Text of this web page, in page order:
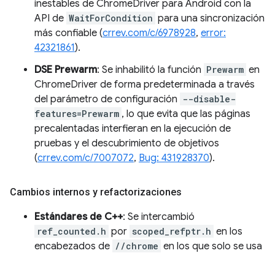
inestables de ChromeDriver para Android con la
API de WaitForCondition para una sincronización
más confiable (crrev.com/c/6978928, error:
42321861).
DSE Prewarm: Se inhabilitó la función Prewarm en
ChromeDriver de forma predeterminada a través
del parámetro de configuración --disable-
features=Prewarm , lo que evita que las páginas
precalentadas interfieran en la ejecución de
pruebas y el descubrimiento de objetivos
(crrev.com/c/7007072, Bug: 431928370).
Cambios internos y refactorizaciones
Estándares de C++: Se intercambió
ref_counted.h por scoped_refptr.h en los
encabezados de //chrome en los que solo se usa